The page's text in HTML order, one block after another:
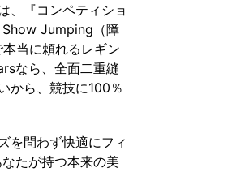
、『コンペティショ
Show Jumping（障
当に頼れるレギン
なら、全面二重縫
から、競技に100％
を問わず快適にフィ
たが持つ本来の美